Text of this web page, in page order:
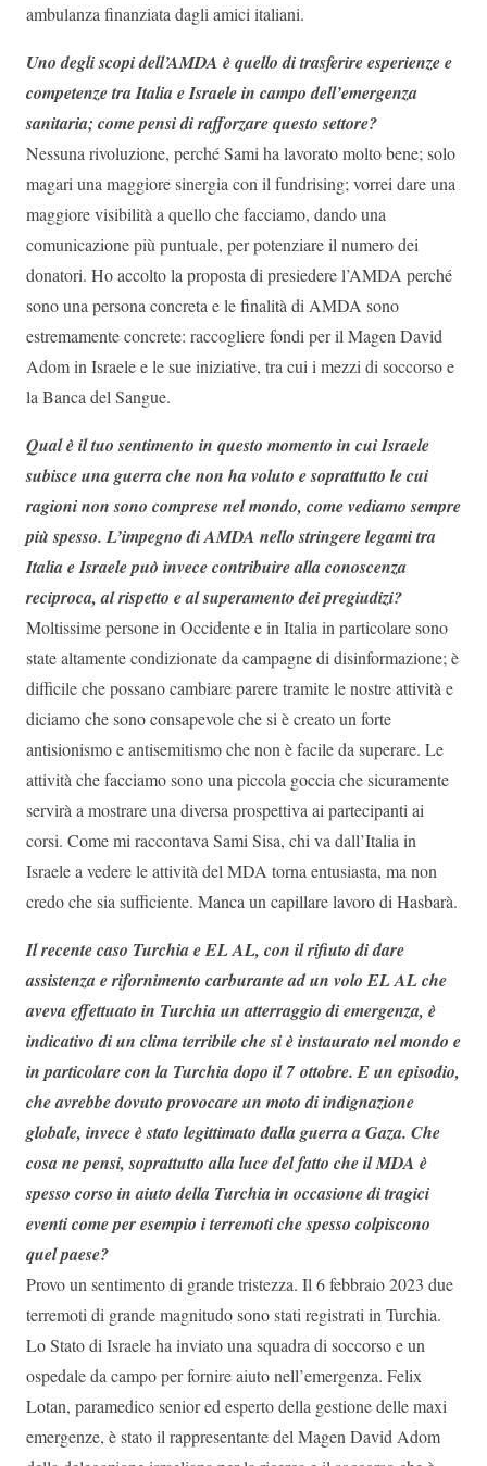
ambulanza finanziata dagli amici italiani.
Uno degli scopi dell’AMDA è quello di trasferire esperienze e
competenze tra Italia e Israele in campo dell’emergenza
sanitaria; come pensi di rafforzare questo settore?
Nessuna rivoluzione, perché Sami ha lavorato molto bene; solo
magari una maggiore sinergia con il fundrising; vorrei dare una
maggiore visibilità a quello che facciamo, dando una
comunicazione più puntuale, per potenziare il numero dei
donatori. Ho accolto la proposta di presiedere l’AMDA perché
sono una persona concreta e le finalità di AMDA sono
estremamente concrete: raccogliere fondi per il Magen David
Adom in Israele e le sue iniziative, tra cui i mezzi di soccorso e
la Banca del Sangue.
Qual è il tuo sentimento in questo momento in cui Israele
subisce una guerra che non ha voluto e soprattutto le cui
ragioni non sono comprese nel mondo, come vediamo sempre
più spesso. L’impegno di AMDA nello stringere legami tra
Italia e Israele può invece contribuire alla conoscenza
reciproca, al rispetto e al superamento dei pregiudizi?
Moltissime persone in Occidente e in Italia in particolare sono
state altamente condizionate da campagne di disinformazione; è
difficile che possano cambiare parere tramite le nostre attività e
diciamo che sono consapevole che si è creato un forte
antisionismo e antisemitismo che non è facile da superare. Le
attività che facciamo sono una piccola goccia che sicuramente
servirà a mostrare una diversa prospettiva ai partecipanti ai
corsi. Come mi raccontava Sami Sisa, chi va dall’Italia in
Israele a vedere le attività del MDA torna entusiasta, ma non
credo che sia sufficiente. Manca un capillare lavoro di Hasbarà.
Il recente caso Turchia e EL AL, con il rifiuto di dare
assistenza e rifornimento carburante ad un volo EL AL che
aveva effettuato in Turchia un atterraggio di emergenza, è
indicativo di un clima terribile che si è instaurato nel mondo e
in particolare con la Turchia dopo il 7 ottobre. E un episodio,
che avrebbe dovuto provocare un moto di indignazione
globale, invece è stato legittimato dalla guerra a Gaza. Che
cosa ne pensi, soprattutto alla luce del fatto che il MDA è
spesso corso in aiuto della Turchia in occasione di tragici
eventi come per esempio i terremoti che spesso colpiscono
quel paese?
Provo un sentimento di grande tristezza. Il 6 febbraio 2023 due
terremoti di grande magnitudo sono stati registrati in Turchia.
Lo Stato di Israele ha inviato una squadra di soccorso e un
ospedale da campo per fornire aiuto nell’emergenza. Felix
Lotan, paramedico senior ed esperto della gestione delle maxi
emergenze, è stato il rappresentante del Magen David Adom